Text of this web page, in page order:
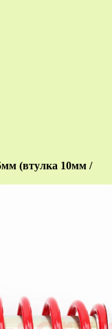
(втулка 10мм /